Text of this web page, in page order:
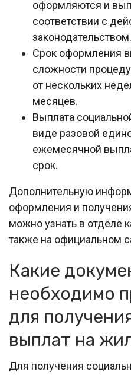
оформляются и
соответствии с
законодательством.
Срок оформления
сложности
от нескольких
месяцев.
Выплата
виде разовой
ежемесячной
срок.
Дополнительную
оформления и
можно узнать в отделе
также на официальном
Какие
необходимо
для
выплат на
Для получения